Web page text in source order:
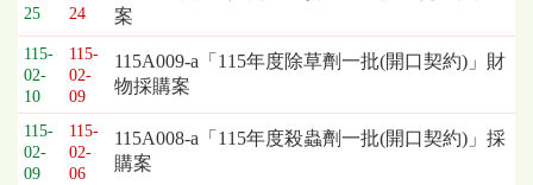
期、
公
告
事
項
25
24
案
115-
02-
10
115-
02-
09
115A009-a「115年度除草劑一批(開口契約)」財
物採購案
115-
02-
09
115-
02-
06
115A008-a「115年度殺蟲劑一批(開口契約)」採
購案